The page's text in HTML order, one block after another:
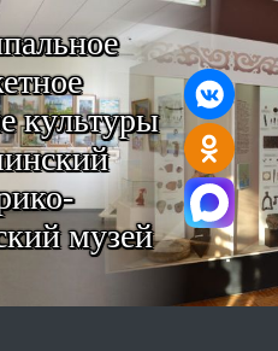
культуры
музей